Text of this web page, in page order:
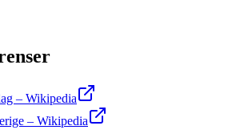
– Wikipedia
– Wikipedia